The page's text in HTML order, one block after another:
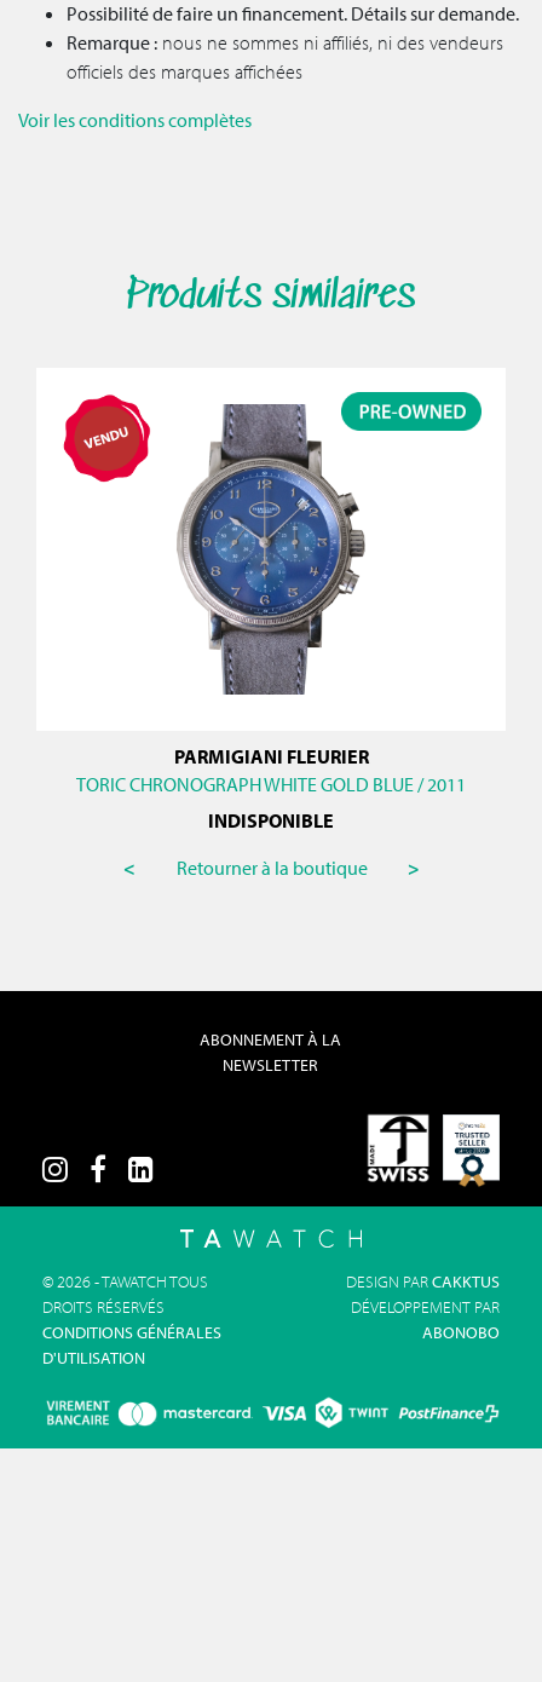
Possibilité de faire un financement. Détails sur demande.
Remarque : nous ne sommes ni affiliés, ni des vendeurs
officiels des marques affichées
Voir les conditions complètes
Produits similaires
PARMIGIANI FLEURIER
TORIC CHRONOGRAPH WHITE GOLD BLUE / 2011
INDISPONIBLE
<
Retourner à la boutique >
ABONNEMENT À LA
NEWSLETTER
© 2026 - TAWATCH TOUS
DROITS RÉSERVÉS
CONDITIONS GÉNÉRALES
D'UTILISATION
DESIGN PARCAKKTUS
DÉVELOPPEMENT PAR
ABONOBO